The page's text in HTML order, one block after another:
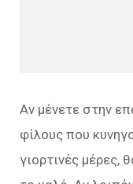
Αν μένετε στην
φίλους που
γιορτινές μέρες,